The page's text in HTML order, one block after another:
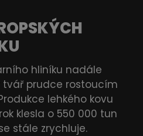
hliníku nadále
prudce rostoucím
lehkého kovu
klesla o 550 000 tun
stále zrychluje.